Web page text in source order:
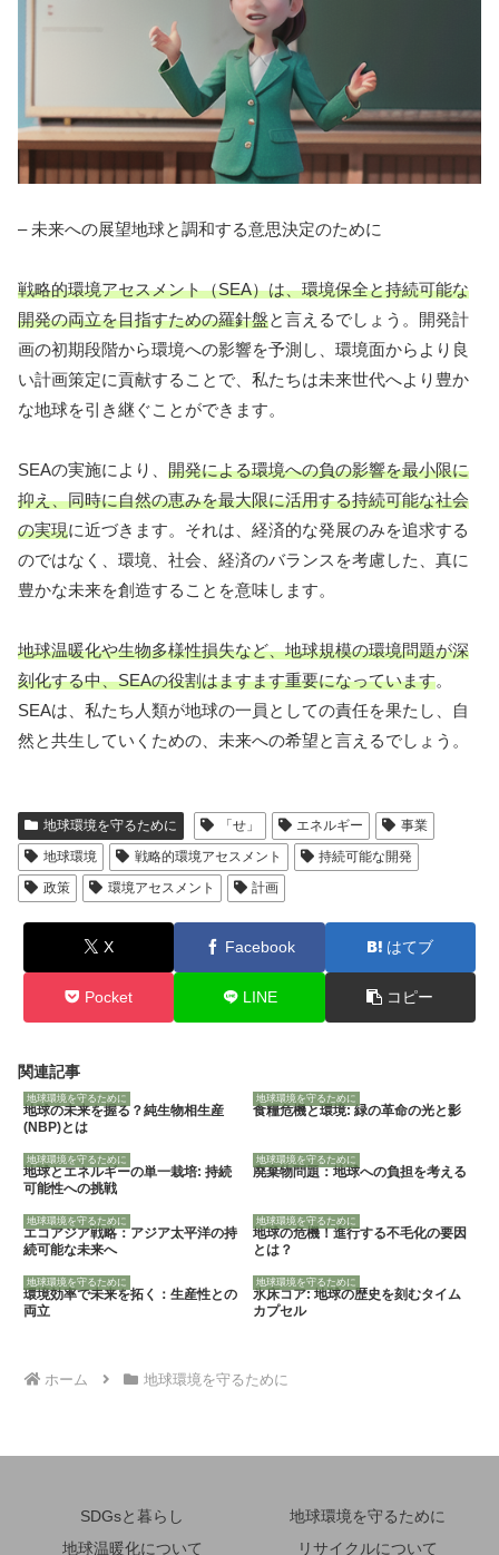
– 未来への展望地球と調和する意思決定のために
戦略的環境アセスメント（SEA）は、環境保全と持続可能な
開発の両立を目指すための羅針盤と言えるでしょう。開発計
画の初期段階から環境への影響を予測し、環境面からより良
い計画策定に貢献することで、私たちは未来世代へより豊か
な地球を引き継ぐことができます。
SEAの実施により、 開発による環境への負の影響を最小限に
抑え、同時に自然の恵みを最大限に活用する持続可能な社会
の実現に近づきます。それは、経済的な発展のみを追求する
のではなく、環境、社会、経済のバランスを考慮した、真に
豊かな未来を創造することを意味します。
地球温暖化や生物多様性損失など、地球規模の環境問題が深
刻化する中、SEAの役割はますます重要になっています。
SEAは、私たち人類が地球の一員としての責任を果たし、自
然と共生していくための、未来への希望と言えるでしょう。
地球環境を守るために 「せ」 エネルギー
事業
地球環境
戦略的環境アセスメント
持続可能な開発
政策
環境アセスメント 計画
X Facebook はてブ
Pocket LINE コピー
関連記事
地球環境を守るために
地球の未来を握る？純生物相生産
(NBP)とは
地球環境を守るために
食糧危機と環境: 緑の革命の光と影
地球環境を守るために
地球とエネルギーの単一栽培: 持続
可能性への挑戦
地球環境を守るために
廃棄物問題：地球への負担を考える
地球環境を守るために
エコアジア戦略：アジア太平洋の持
続可能な未来へ
地球環境を守るために
地球の危機！進行する不毛化の要因
とは？
地球環境を守るために
環境効率で未来を拓く：生産性との
両立
地球環境を守るために
氷床コア: 地球の歴史を刻むタイム
カプセル
ホーム 地球環境を守るために
SDGsと暮らし
地球環境を守るために
地球温暖化について
リサイクルについて